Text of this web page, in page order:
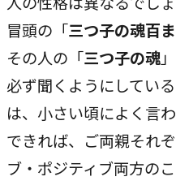
冒頭の「三つ子の魂百
その人の「三つ子の魂
必ず聞くようにしてい
は、小さい頃によく言
できれば、ご両親それ
ブ・ポジティブ両方の